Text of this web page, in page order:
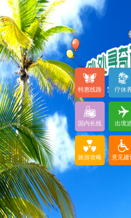
特惠线路 疗休
国内长线 出境
旅游攻略 意见建